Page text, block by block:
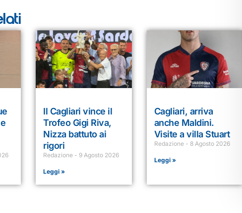
Il Cagliari vince il
Trofeo Gigi Riva,
Nizza battuto ai
rigori
Redazione 9 Agosto 2026
Leggi »
Cagliari, arriva
anche Maldini.
Visite a villa Stuart
Redazione 8 Agosto 2026
Leggi »